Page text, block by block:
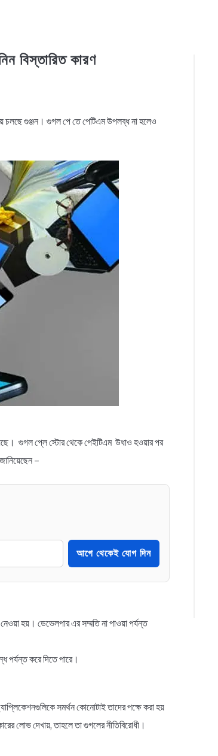
বিস্তারিত কারণ
চলছে গুঞ্জন। গুগল পে তে পেটিএম উপলব্ধ না হলেও
গুগল প্লে স্টোর থেকে পেইটিএম উধাও হওয়ার পর
–
আগে থেকেই যোগ দিন
হয়। ডেভেলপার এর সম্মতি না পাওয়া পর্যন্ত
পর্যন্ত করে দিতে পারে।
সমর্থন কোনোটাই তাদের পক্ষে করা হয়
লোভ দেখায়, তাহলে তা গুগলের নীতিবিরোধী।